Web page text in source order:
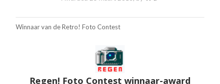
Winnaar van de Retro! Foto Contest
Regen! Foto Contest winnaar-award